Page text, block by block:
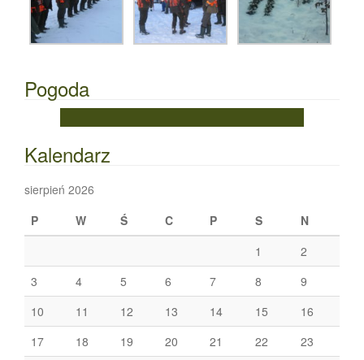
Pogoda
Kalendarz
sierpień 2026
P
W Ś C P S N
1
2
3
4 5 6 7 8
9
10
11 12 13 14 15
16
17
18 19 20 21 22
23